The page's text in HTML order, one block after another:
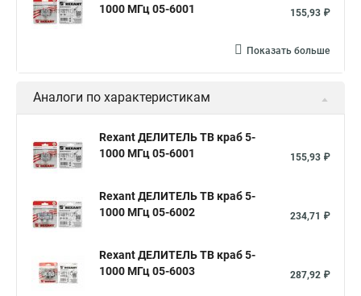
1000 МГц 05-6001
155,93 ₽
Показать больше
Аналоги по характеристикам
Rexant ДЕЛИТЕЛЬ ТВ краб 5-
1000 МГц 05-6001
155,93 ₽
Rexant ДЕЛИТЕЛЬ ТВ краб 5-
1000 МГц 05-6002
234,71 ₽
Rexant ДЕЛИТЕЛЬ ТВ краб 5-
1000 МГц 05-6003
287,92 ₽